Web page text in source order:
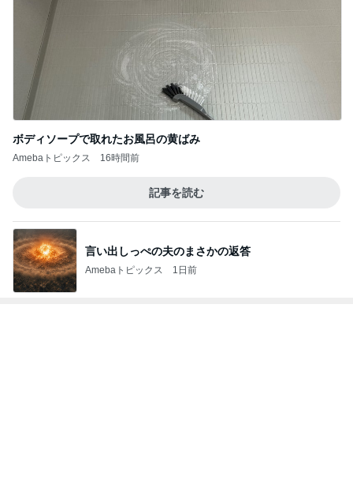
ボディソープで取れたお風呂の黄ばみ
Amebaトピックス 16時間前
記事を読む
言い出しっぺの夫のまさかの返答
Amebaトピックス 1日前